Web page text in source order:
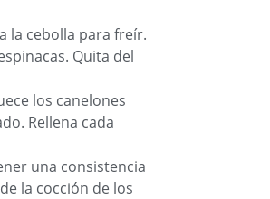
la cebolla para freír.
Quita del
los canelones
Rellena cada
una consistencia
la cocción de los